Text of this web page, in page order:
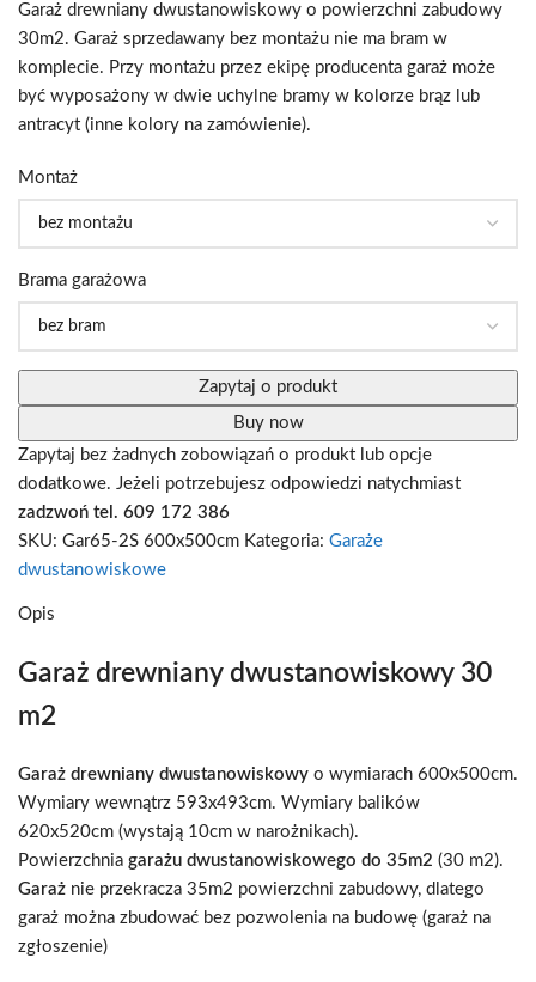
Garaż drewniany dwustanowiskowy o powierzchni zabudowy
30m2. Garaż sprzedawany bez montażu nie ma bram w
komplecie. Przy montażu przez ekipę producenta garaż może
być wyposażony w dwie uchylne bramy w kolorze brąz lub
antracyt (inne kolory na zamówienie).
Montaż
Brama garażowa
Zapytaj o produkt
Buy now
Zapytaj bez żadnych zobowiązań o produkt lub opcje
dodatkowe. Jeżeli potrzebujesz odpowiedzi natychmiast
zadzwoń tel. 609 172 386
SKU: Gar65-2S 600x500cm Kategoria: Garaże
dwustanowiskowe
Opis
Garaż drewniany dwustanowiskowy 30
m2
Garaż drewniany dwustanowiskowy o wymiarach 600x500cm.
Wymiary wewnątrz 593x493cm. Wymiary balików
620x520cm (wystają 10cm w narożnikach).
Powierzchnia garażu dwustanowiskowego do 35m2 (30 m2).
Garaż nie przekracza 35m2 powierzchni zabudowy, dlatego
garaż można zbudować bez pozwolenia na budowę (garaż na
zgłoszenie)